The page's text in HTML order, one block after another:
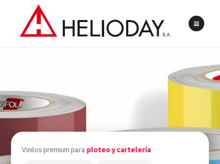
Vinilos premium para ploteo y cartelería